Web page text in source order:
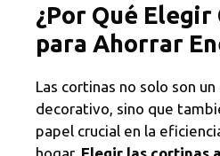
¿Por Qué
para Ahorrar
Las cortinas no solo son
decorativo, sino que
papel crucial en la